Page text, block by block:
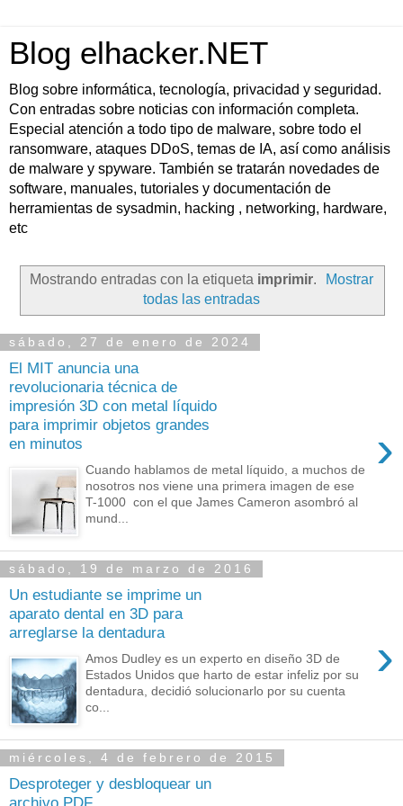
Blog elhacker.NET
Blog sobre informática, tecnología, privacidad y seguridad.
Con entradas sobre noticias con información completa.
Especial atención a todo tipo de malware, sobre todo el
ransomware, ataques DDoS, temas de IA, así como análisis
de malware y spyware. También se tratarán novedades de
software, manuales, tutoriales y documentación de
herramientas de sysadmin, hacking , networking, hardware,
etc
Mostrando entradas con la etiqueta imprimir.
Mostrar
todas las entradas
sábado, 27 de enero de 2024
El MIT anuncia una
revolucionaria técnica de
impresión 3D con metal líquido
para imprimir objetos grandes
en minutos
›
Cuando hablamos de metal líquido, a muchos de
nosotros nos viene una primera imagen de ese
T-1000 con el que James Cameron asombró al
mund...
sábado, 19 de marzo de 2016
Un estudiante se imprime un
aparato dental en 3D para
arreglarse la dentadura
›
Amos Dudley es un experto en diseño 3D de
Estados Unidos que harto de estar infeliz por su
dentadura, decidió solucionarlo por su cuenta
co...
miércoles, 4 de febrero de 2015
Desproteger y desbloquear un